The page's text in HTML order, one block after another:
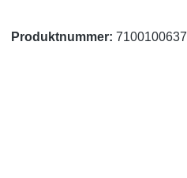
Produktnummer: 7100100637